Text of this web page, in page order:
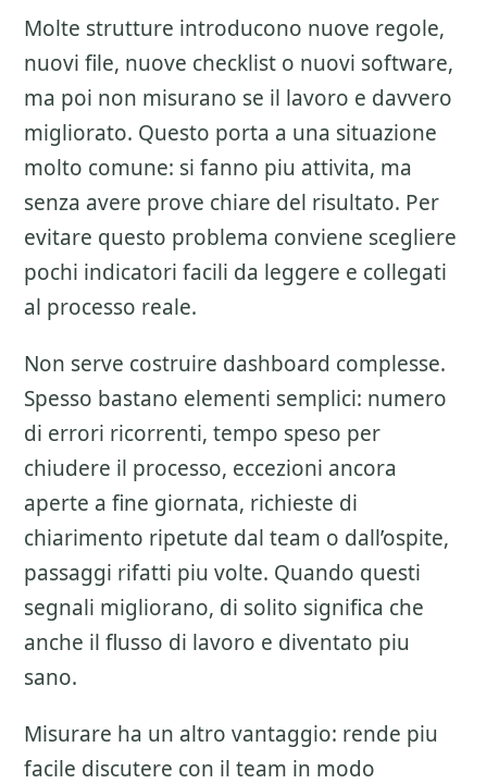
Molte strutture introducono nuove regole,
nuovi file, nuove checklist o nuovi software,
ma poi non misurano se il lavoro e davvero
migliorato. Questo porta a una situazione
molto comune: si fanno piu attivita, ma
senza avere prove chiare del risultato. Per
evitare questo problema conviene scegliere
pochi indicatori facili da leggere e collegati
al processo reale.
Non serve costruire dashboard complesse.
Spesso bastano elementi semplici: numero
di errori ricorrenti, tempo speso per
chiudere il processo, eccezioni ancora
aperte a fine giornata, richieste di
chiarimento ripetute dal team o dall’ospite,
passaggi rifatti piu volte. Quando questi
segnali migliorano, di solito significa che
anche il flusso di lavoro e diventato piu
sano.
Misurare ha un altro vantaggio: rende piu
facile discutere con il team in modo